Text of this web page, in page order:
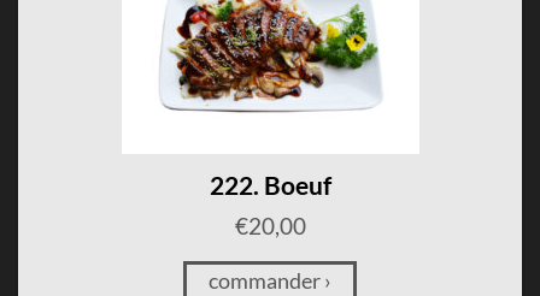
222. Boeuf
€20,00
commander ›